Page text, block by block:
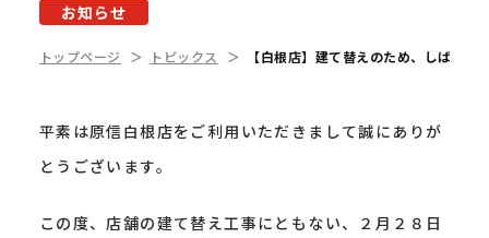
お知らせ
トップページ トピックス 【白根店】建て替えのため、しばらく
平素は原信白根店をご利用いただきまして誠にありが
とうございます。
この度、店舗の建て替え工事にともない、２月２８日